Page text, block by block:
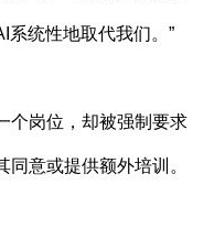
系统性地取代我们。”
个岗位，却被强制要求
意或提供额外培训。